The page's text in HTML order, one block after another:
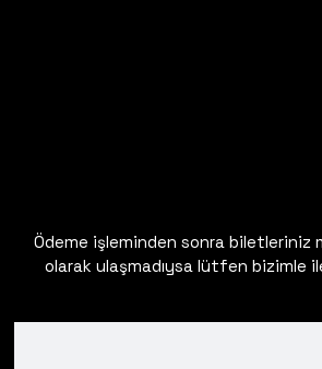
Ödeme işleminden sonra biletleriniz
olarak ulaşmadıysa lütfen bizimle